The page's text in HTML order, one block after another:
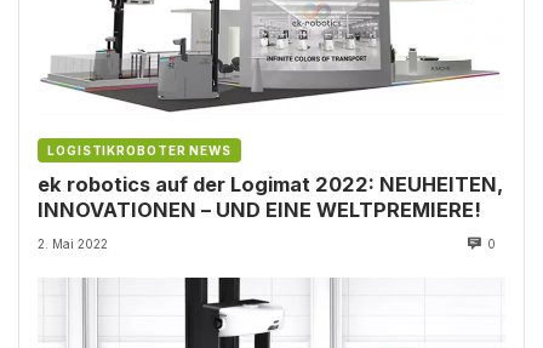
LOGISTIKROBOTER NEWS
ek robotics auf der Logimat 2022: NEUHEITEN,
INNOVATIONEN – UND EINE WELTPREMIERE!
2. Mai 2022 0